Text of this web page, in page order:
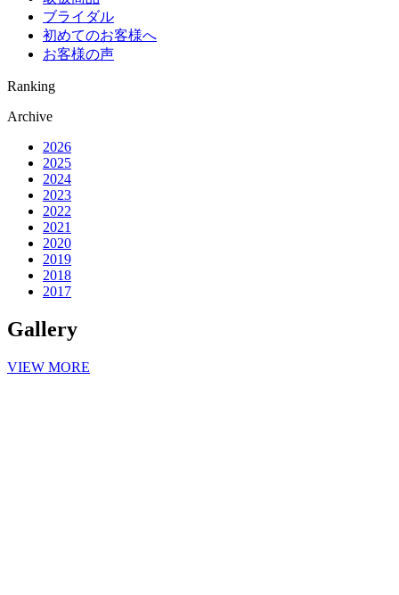
ブライダル
初めてのお客様へ
お客様の声
Ranking
Archive
2026
2025
2024
2023
2022
2021
2020
2019
2018
2017
Gallery
VIEW MORE